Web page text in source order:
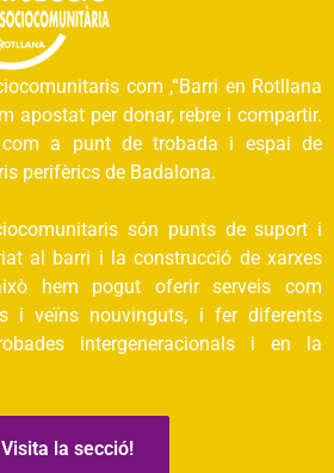
com ,“Barri en Rotllana
apostat per donar, rebre i compartir.
com a punt de trobada i espai de
perifèrics de Badalona.
són punts de suport i
al barri i la construcció de xarxes
hem pogut oferir serveis com
i veïns nouvinguts, i fer diferents
intergeneracionals i en la
Visita la secció!